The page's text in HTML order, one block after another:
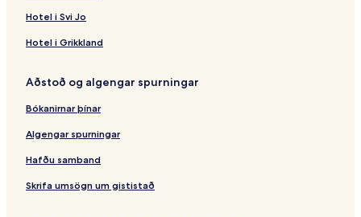
Hotel i Svi Jo
Hotel i Grikkland
Aðstoð og algengar spurningar
Bókanirnar þínar
Algengar spurningar
Hafðu samband
Skrifa umsögn um gististað